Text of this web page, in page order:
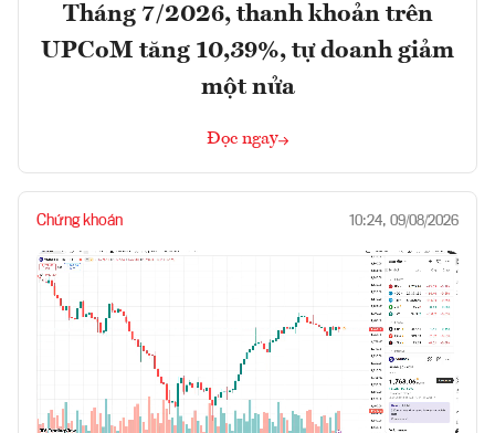
Tháng 7/2026, thanh khoản trên
UPCoM tăng 10,39%, tự doanh giảm
một nửa
Đọc ngay
Chứng khoán 10:24, 09/08/2026